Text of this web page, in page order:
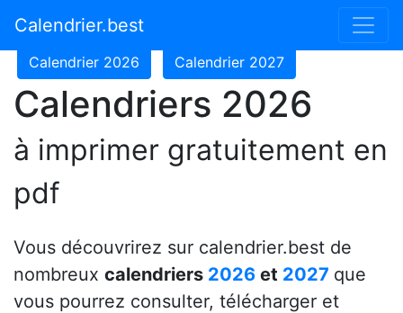
Calendrier.best
Calendrier 2024
Calendrier 2026 Calendrier 2027
Calendriers 2026
à imprimer gratuitement en
pdf
Vous découvrirez sur calendrier.best de
nombreux calendriers 2026 et 2027 que
vous pourrez consulter, télécharger et